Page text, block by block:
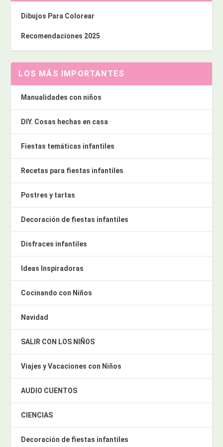
Dibujos Para Colorear
Recomendaciones 2025
LOS MÁS IMPORTANTES
Manualidades con niños
DIY. Cosas hechas en casa
Fiestas temáticas infantiles
Recetas para fiestas infantiles
Postres y tartas
Decoración de fiestas infantiles
Disfraces infantiles
Ideas Inspiradoras
Cocinando con Niños
Navidad
SALIR CON LOS NIÑOS
Viajes y Vacaciones con Niños
AUDIO CUENTOS
CIENCIAS
Decoración de fiestas infantiles